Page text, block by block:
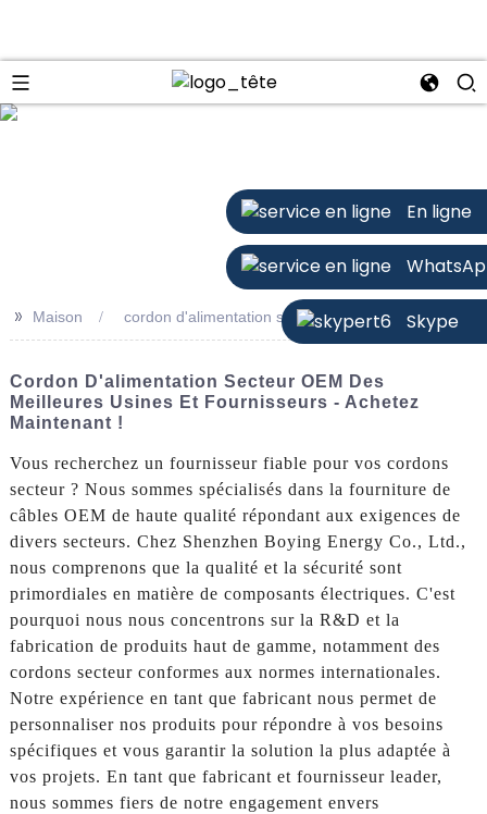
En ligne
Skype
>> Maison cordon d'alimentation secteur
Cordon D'alimentation Secteur OEM Des
Meilleures Usines Et Fournisseurs - Achetez
Maintenant !
Vous recherchez un fournisseur fiable pour vos cordons
secteur ? Nous sommes spécialisés dans la fourniture de
câbles OEM de haute qualité répondant aux exigences de
divers secteurs. Chez Shenzhen Boying Energy Co., Ltd.,
nous comprenons que la qualité et la sécurité sont
primordiales en matière de composants électriques. C'est
pourquoi nous nous concentrons sur la R&D et la
fabrication de produits haut de gamme, notamment des
cordons secteur conformes aux normes internationales.
Notre expérience en tant que fabricant nous permet de
personnaliser nos produits pour répondre à vos besoins
spécifiques et vous garantir la solution la plus adaptée à
vos projets. En tant que fabricant et fournisseur leader,
nous sommes fiers de notre engagement envers